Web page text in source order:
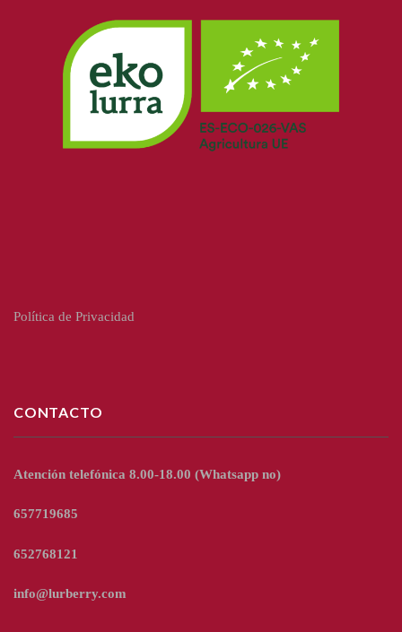
Política de Privacidad
CONTACTO
Atención telefónica 8.00-18.00 (Whatsapp no)
657719685
652768121
info@lurberry.com